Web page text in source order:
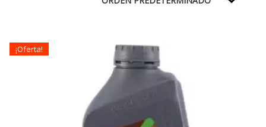
¡Oferta!